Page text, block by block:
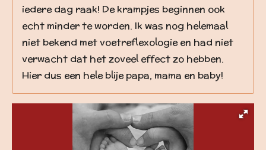
iedere dag raak! De krampjes beginnen ook
echt minder te worden. Ik was nog helemaal
niet bekend met voetreflexologie en had niet
verwacht dat het zoveel effect zo hebben.
Hier dus een hele blije papa, mama en baby!